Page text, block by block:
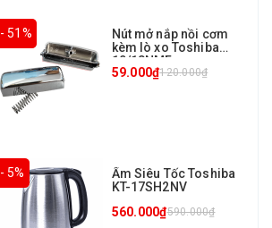
- 51%
Nút mở nắp nồi cơm
kèm lò xo Toshiba
10/18NMF
120.000₫
59.000₫
- 5%
Ấm Siêu Tốc Toshiba
KT-17SH2NV
590.000₫
560.000₫